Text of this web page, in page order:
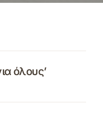
όλους’